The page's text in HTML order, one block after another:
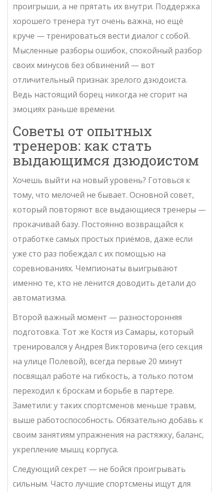
проигрыши, а не прятать их внутри. Поддержка
хорошего тренера тут очень важна, но ещё
круче — тренироваться вести диалог с собой.
Мысленные разборы ошибок, спокойный разбор
своих минусов без обвинений — вот
отличительный признак зрелого дзюдоиста.
Ведь настоящий борец никогда не сгорит на
эмоциях раньше времени.
Советы от опытных
тренеров: как стать
выдающимся дзюдоистом
Хочешь выйти на новый уровень? Готовься к
тому, что мелочей не бывает. Основной совет,
который повторяют все выдающиеся тренеры —
прокачивай базу. Постоянно возвращайся к
отработке самых простых приёмов, даже если
уже сто раз побеждал с их помощью на
соревнованиях. Чемпионаты выигрывают
именно те, кто не ленится доводить детали до
автоматизма.
Второй важный момент — разносторонняя
подготовка. Тот же Костя из Самары, который
тренировался у Андрея Викторовича (его секция
на улице Полевой), всегда первые 20 минут
посвящал работе на гибкость, а только потом
переходил к броскам и борьбе в партере.
Заметили: у таких спортсменов меньше травм,
выше работоспособность. Обязательно добавь к
своим занятиям упражнения на растяжку, баланс,
укрепление мышц корпуса.
Следующий секрет — не бойся проигрывать
сильным. Часто лучшие спортсмены ищут для